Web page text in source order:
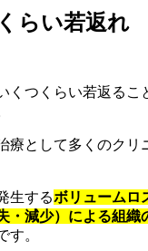
らい若返れ
くつくらい若返るこ
療として多くのクリ
生するボリュームロ
・減少）による組織
す。